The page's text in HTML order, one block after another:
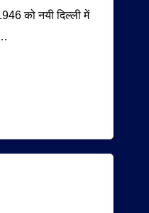
को नयी दिल्ली में